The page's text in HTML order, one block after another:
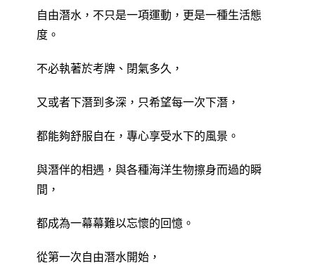
自由潛水，不只是一項運動，更是一種生活態
度。
不必執著於考牌、閉氣多久，
又或者下潛到多深，只希望每一次下潛，
都能夠舒服自在，專心享受水下的風景。
與潛伴的相遇，與各種海洋生物擦身而過的瞬
間，
都成為一幕幕難以忘懷的回憶。
從第一次自由潛水開始，